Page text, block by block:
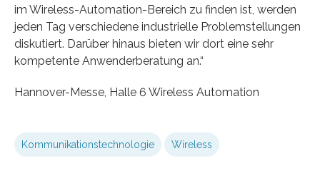
im Wireless-Automation-Bereich zu finden ist, werden
jeden Tag verschiedene industrielle Problemstellungen
diskutiert. Darüber hinaus bieten wir dort eine sehr
kompetente Anwenderberatung an.“
Hannover-Messe, Halle 6 Wireless Automation
Kommunikationstechnologie Wireless